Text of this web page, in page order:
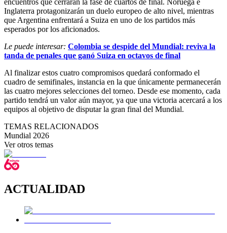
encuentros que cerrarán la fase de cuartos de final. Noruega e
Inglaterra protagonizarán un duelo europeo de alto nivel, mientras
que Argentina enfrentará a Suiza en uno de los partidos más
esperados por los aficionados.
Le puede interesar: Colombia se despide del Mundial: reviva la
tanda de penales que ganó Suiza en octavos de final
Al finalizar estos cuatro compromisos quedará conformado el
cuadro de semifinales, instancia en la que únicamente permanecerán
las cuatro mejores selecciones del torneo. Desde ese momento, cada
partido tendrá un valor aún mayor, ya que una victoria acercará a los
equipos al objetivo de disputar la gran final del Mundial.
TEMAS RELACIONADOS
Mundial 2026
Ver otros temas
ACTUALIDAD